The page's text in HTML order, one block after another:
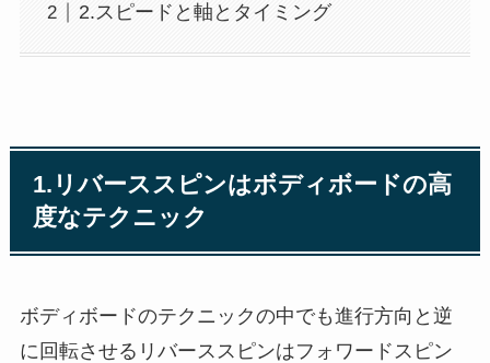
2.スピードと軸とタイミング
1.リバーススピンはボディボードの高
度なテクニック
ボディボードのテクニックの中でも進行方向と逆
に回転させるリバーススピンはフォワードスピン